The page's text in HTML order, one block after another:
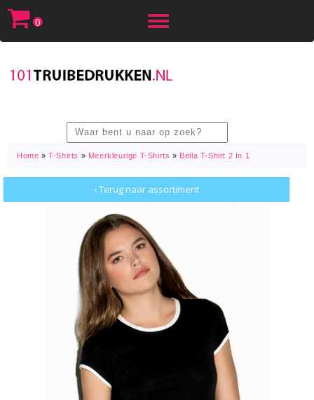
Toggle
0
Home »T-Shirts » Meerkleurige T-Shirts » Bella T-Shirt 2 In 1
‹ Terug naar assortiment